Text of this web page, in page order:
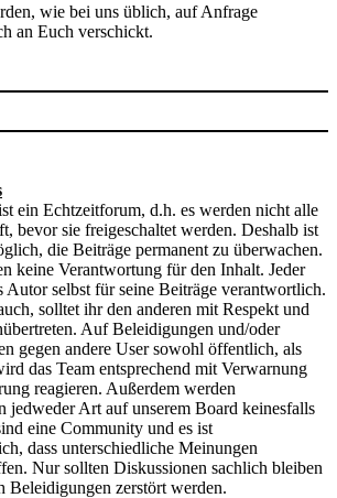
wie bei uns üblich, auf Anfrage
an Euch verschickt.
ein Echtzeitforum, d.h. es werden nicht alle
bevor sie freigeschaltet werden. Deshalb ist
die Beiträge permanent zu überwachen.
keine Verantwortung für den Inhalt. Jeder
Autor selbst für seine Beiträge verantwortlich.
solltet ihr den anderen mit Respekt und
Auf Beleidigungen und/oder
gegen andere User sowohl öffentlich, als
das Team entsprechend mit Verwarnung
reagieren. Außerdem werden
jedweder Art auf unserem Board keinesfalls
eine Community und es ist
dass unterschiedliche Meinungen
Nur sollten Diskussionen sachlich bleiben
Beleidigungen zerstört werden.